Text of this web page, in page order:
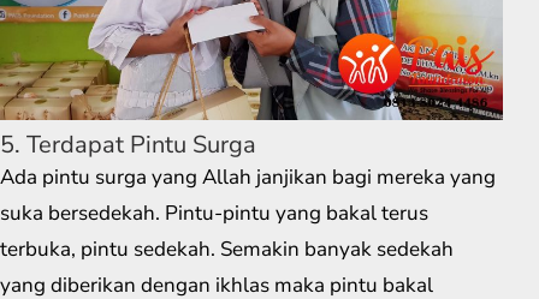
5. Terdapat Pintu Surga
Ada pintu surga yang Allah janjikan bagi mereka yang
suka bersedekah. Pintu-pintu yang bakal terus
terbuka, pintu sedekah. Semakin banyak sedekah
yang diberikan dengan ikhlas maka pintu bakal